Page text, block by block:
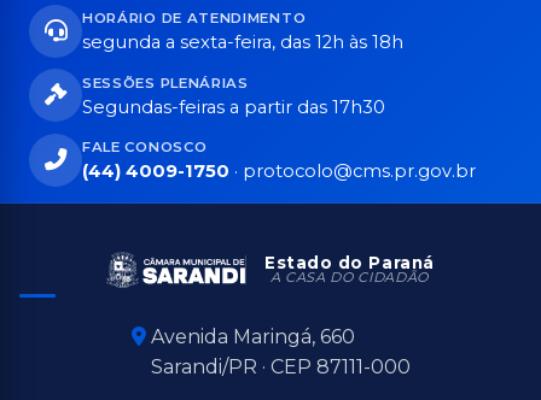
HORÁRIO DE ATENDIMENTO
segunda a sexta-feira, das 12h às 18h
SESSÕES PLENÁRIAS
Segundas-feiras a partir das 17h30
FALE CONOSCO
(44) 4009-1750 · protocolo@cms.pr.gov.br
Estado do Paraná
A CASA DO CIDADÃO
Avenida Maringá, 660
Sarandi/PR · CEP 87111-000